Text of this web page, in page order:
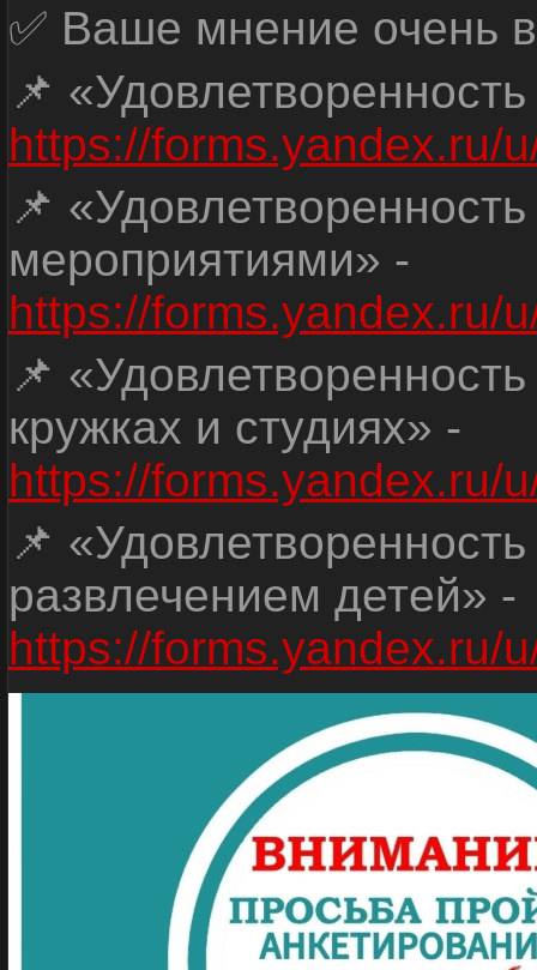
✅ Ваше мнение очень
📌
https://forms.yandex.ru/
📌
мероприятиями» -
https://forms.yandex.ru/
📌
кружках и студиях» -
https://forms.yandex.ru/
📌
развлечением детей» -
https://forms.yandex.ru/